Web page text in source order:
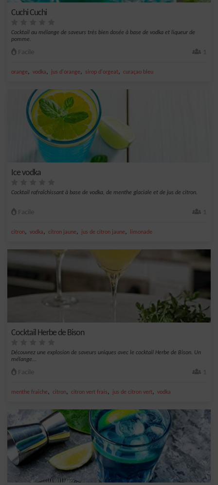
Cuchi Cuchi
Cocktail au mélange de saveurs très bien dosée à base de vodka et liqueur de
pomme.
Facile 1
orange, vodka, jus d'orange, sirop d'orgeat, curaçao bleu
Ice vodka
Cocktail rafraîchissant à base de vodka, de menthe glaciale et de jus de citron.
Facile 1
citron, vodka, citron jaune, jus de citron jaune, limonade
Cocktail Herbe de Bison
Découvrez une explosion de saveurs uniques avec le cocktail Herbe de Bison. Un
mélange...
Facile 1
menthe fraîche, citron, citron vert frais, jus de citron vert, vodka